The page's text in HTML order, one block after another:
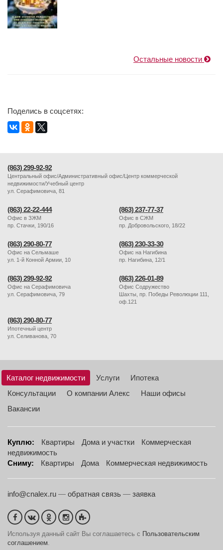
Остальные новости
Поделись в соцсетях:
(863) 299-92-92
Центральный офис/Административный офис/Центр коммерческой
недвижимости/Учебный центр
ул. Серафимовича, 81
(863) 22-22-444
Офис в ЗЖМ
пр. Стачки, 190/16
(863) 237-77-37
Офис в СЖМ
пр. Добровольского, 18/22
(863) 290-80-77
Офис на Сельмаше
ул. 1-й Конной Армии, 10
(863) 230-33-30
Офис на Нагибина
пр. Нагибина, 12/1
(863) 299-92-92
Офис на Серафимовича
ул. Серафимовича, 79
(863) 226-01-89
Офис Содружество
Шахты, пр. Победы Революции 111,
оф.121
(863) 290-80-77
Ипотечный центр
ул. Селиванова, 70
Каталог недвижимости Услуги
Ипотека
Консультации
О компании Алекс
Наши офисы
Вакансии
Куплю: Квартиры Дома и участки
Коммерческая
недвижимость
Сниму:
Квартиры Дома Коммерческая недвижимость
info@cnalex.ru — обратная связь — заявка
Используя данный сайт Вы соглашаетесь с Пользовательским
соглашением.